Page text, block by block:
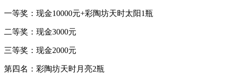
一等奖：现金10000元+彩陶坊天时太阳1瓶
二等奖：现金3000元
三等奖：现金2000元
第四名：彩陶坊天时月亮2瓶